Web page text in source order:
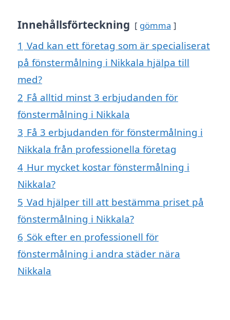
Innehållsförteckning gömma
1 Vad kan ett företag som är specialiserat
på fönstermålning i Nikkala hjälpa till
med?
2 Få alltid minst 3 erbjudanden för
fönstermålning i Nikkala
3 Få 3 erbjudanden för fönstermålning i
Nikkala från professionella företag
4 Hur mycket kostar fönstermålning i
Nikkala?
5 Vad hjälper till att bestämma priset på
fönstermålning i Nikkala?
6 Sök efter en professionell för
fönstermålning i andra städer nära
Nikkala